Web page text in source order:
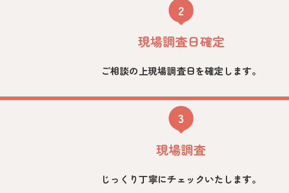
2
現場調査日確定
ご相談の上現場調査日を確定します。
3
現場調査
じっくり丁寧にチェックいたします。